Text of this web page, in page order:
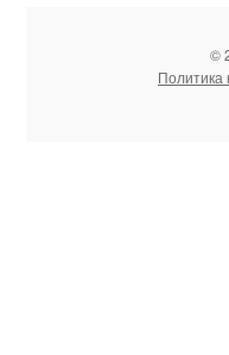
©
Политика